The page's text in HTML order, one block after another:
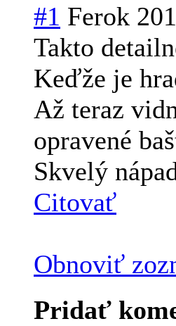
#1 Ferok
Takto
Keďže je
Až teraz
opravené
Skvelý
Citovať
Obnoviť
Pridať